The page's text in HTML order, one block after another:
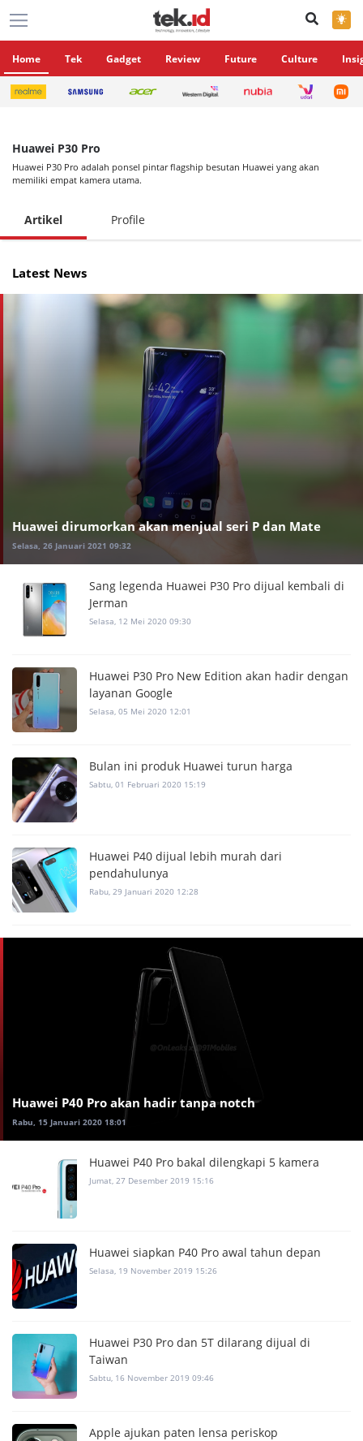
×
Home Tek Gadget Review Future Culture
Huawei P30 Pro
Huawei P30 Pro adalah ponsel pintar flagship besutan Huawei yang akan
memiliki empat kamera utama.
Artikel Profile
Latest News
Huawei dirumorkan akan menjual seri P dan Mate
Selasa, 26 Januari 2021 09:32
Sang legenda Huawei P30 Pro dijual kembali di
Jerman
Selasa, 12 Mei 2020 09:30
Huawei P30 Pro New Edition akan hadir dengan
layanan Google
Selasa, 05 Mei 2020 12:01
Bulan ini produk Huawei turun harga
Sabtu, 01 Februari 2020 15:19
Huawei P40 dijual lebih murah dari
pendahulunya
Rabu, 29 Januari 2020 12:28
Huawei P40 Pro akan hadir tanpa notch
Rabu, 15 Januari 2020 18:01
Huawei P40 Pro bakal dilengkapi 5 kamera
Jumat, 27 Desember 2019 15:16
Huawei siapkan P40 Pro awal tahun depan
Selasa, 19 November 2019 15:26
Huawei P30 Pro dan 5T dilarang dijual di
Taiwan
Sabtu, 16 November 2019 09:46
Apple ajukan paten lensa periskop